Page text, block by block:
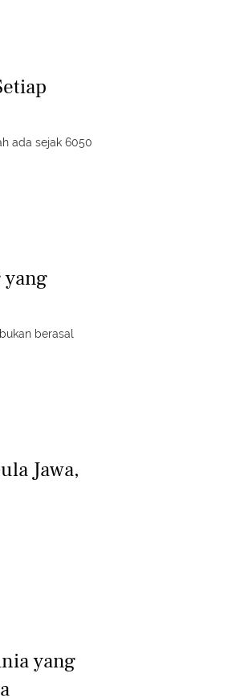
ada sejak 6050
yang
berasal
Jawa,
yang